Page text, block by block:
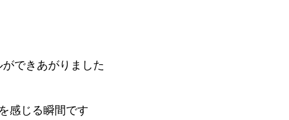
できあがりました
感じる瞬間です